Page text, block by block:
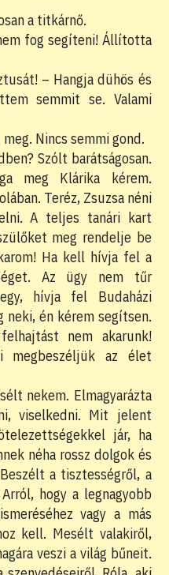
a titkárnő.
fog segíteni! Állította
– Hangja dühös és
semmit se. Valami
Nincs semmi gond.
Szólt barátságosan.
meg Klárika kérem.
Teréz, Zsuzsa néni
A teljes tanári kart
meg rendelje be
Ha kell hívja fel a
Az ügy nem tűr
hívja fel Budaházi
neki, én kérem segítsen.
nem akarunk!
megbeszéljük az élet
nekem. Elmagyarázta
viselkedni. Mit jelent
jár, ha
néha rossz dolgok és
a tisztességről, a
hogy a legnagyobb
vagy a más
kell. Mesélt valakiről,
veszi a világ bűneit.